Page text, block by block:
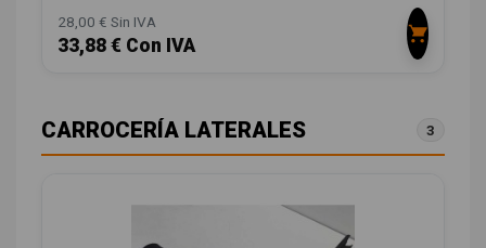
28,00 € Sin IVA
33,88 € Con IVA
CARROCERÍA LATERALES 3